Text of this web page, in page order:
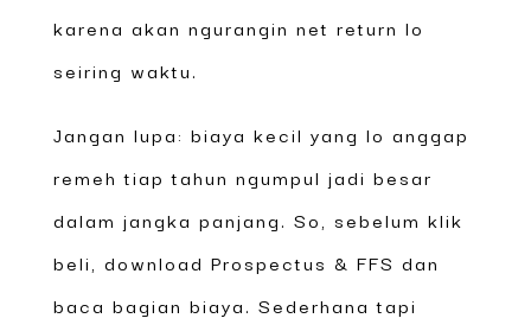
karena akan ngurangin net return lo
seiring waktu.
Jangan lupa: biaya kecil yang lo anggap
remeh tiap tahun ngumpul jadi besar
dalam jangka panjang. So, sebelum klik
beli, download Prospectus & FFS dan
baca bagian biaya. Sederhana tapi